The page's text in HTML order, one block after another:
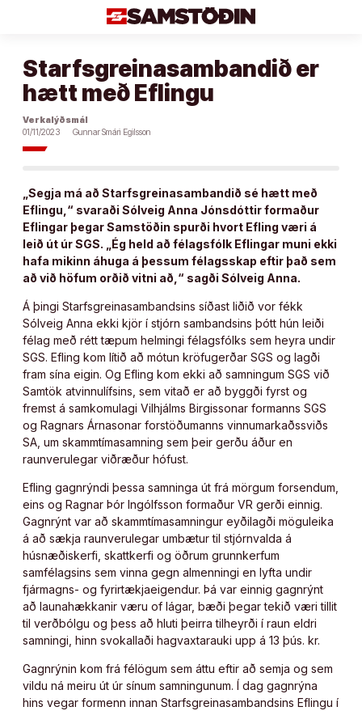
Starfsgreinasambandið er
hætt með Eflingu
Verkalýðsmál
01/11/2023
Gunnar Smári Egilsson
„Segja má að Starfsgreinasambandið sé hætt með
Eflingu,“ svaraði Sólveig Anna Jónsdóttir formaður
Eflingar þegar Samstöðin spurði hvort Efling væri á
leið út úr SGS. „Ég held að félagsfólk Eflingar muni ekki
hafa mikinn áhuga á þessum félagsskap eftir það sem
að við höfum orðið vitni að,“ sagði Sólveig Anna.
Á þingi Starfsgreinasambandsins síðast liðið vor fékk
Sólveig Anna ekki kjör í stjórn sambandsins þótt hún leiði
félag með rétt tæpum helmingi félagsfólks sem heyra undir
SGS. Efling kom lítið að mótun kröfugerðar SGS og lagði
fram sína eigin. Og Efling kom ekki að samningum SGS við
Samtök atvinnulífsins, sem vitað er að byggði fyrst og
fremst á samkomulagi Vilhjálms Birgissonar formanns SGS
og Ragnars Árnasonar forstöðumanns vinnumarkaðssviðs
SA, um skammtímasamning sem þeir gerðu áður en
raunverulegar viðræður hófust.
Efling gagnrýndi þessa samninga út frá mörgum forsendum,
eins og Ragnar Þór Ingólfsson formaður VR gerði einnig.
Gagnrýnt var að skammtímasamningur eyðilagði möguleika
á að sækja raunverulegar umbætur til stjórnvalda á
húsnæðiskerfi, skattkerfi og öðrum grunnkerfum
samfélagsins sem vinna gegn almenningi en lyfta undir
fjármagns- og fyrirtækjaeigendur. Þá var einnig gagnrýnt
að launahækkanir væru of lágar, bæði þegar tekið væri tillit
til verðbólgu og þess að hluti þeirra tilheyrði í raun eldri
samningi, hinn svokallaði hagvaxtarauki upp á 13 þús. kr.
Gagnrýnin kom frá félögum sem áttu eftir að semja og sem
vildu ná meiru út úr sínum samningunum. Í dag gagnrýna
hins vegar formenn innan Starfsgreinasambandsins Eflingu í